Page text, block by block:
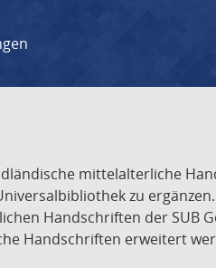
mittelalterliche
zu
Handschriften der SUB
Handschriften erweitert